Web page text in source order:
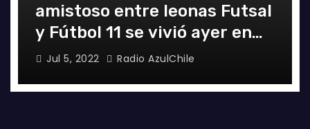
amistoso entre leonas Futsal
y Fútbol 11 se vivió ayer en
La Florida
Jul 5, 2022 Radio AzulChile